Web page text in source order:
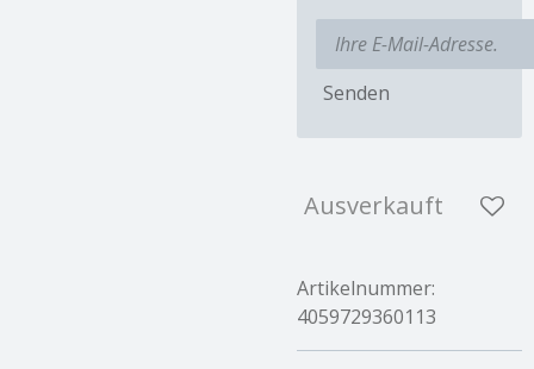
Senden
Ausverkauft
Artikelnummer:
4059729360113